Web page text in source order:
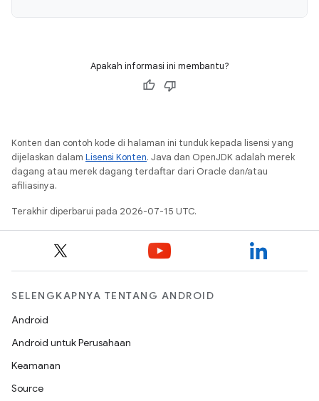
Apakah informasi ini membantu?
Konten dan contoh kode di halaman ini tunduk kepada lisensi yang
dijelaskan dalam Lisensi Konten. Java dan OpenJDK adalah merek
dagang atau merek dagang terdaftar dari Oracle dan/atau
afiliasinya.
Terakhir diperbarui pada 2026-07-15 UTC.
SELENGKAPNYA TENTANG ANDROID
Android
Android untuk Perusahaan
Keamanan
Source